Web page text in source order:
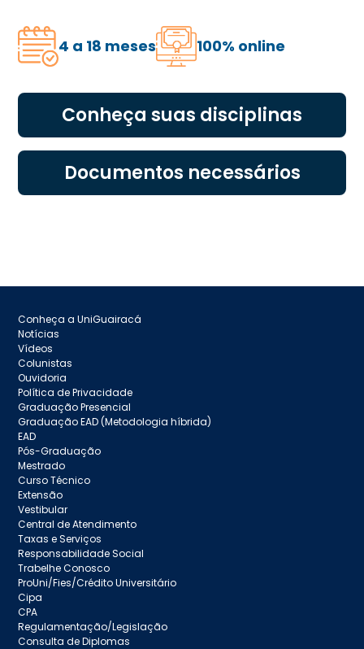
4 a 18 meses 100% online
Conheça suas disciplinas
Documentos necessários
Conheça a UniGuairacá
Notícias
Vídeos
Colunistas
Ouvidoria
Política de Privacidade
Graduação Presencial
Graduação EAD (Metodologia híbrida)
EAD
Pós-Graduação
Mestrado
Curso Técnico
Extensão
Vestibular
Central de Atendimento
Taxas e Serviços
Responsabilidade Social
Trabelhe Conosco
ProUni/Fies/Crédito Universitário
Cipa
CPA
Regulamentação/Legislação
Consulta de Diplomas